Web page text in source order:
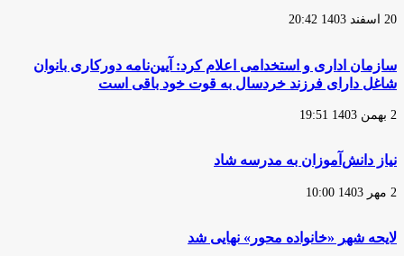
20 اسفند 1403 20:42
سازمان اداری و استخدامی اعلام کرد: آیین‌نامه دورکاری بانوان
شاغل دارای فرزند خردسال به قوت خود باقی است
2 بهمن 1403 19:51
نیاز دانش‌آموزان به مدرسه شاد
2 مهر 1403 10:00
لایحه شهر «خانواده محور» نهایی شد